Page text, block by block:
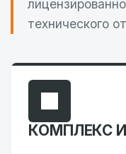
технического
КОМПЛЕКС